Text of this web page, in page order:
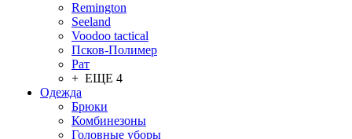
Remington
Seeland
Voodoo tactical
Псков-Полимер
Рат
+ ЕЩЕ 4
Одежда
Брюки
Комбинезоны
Головные уборы